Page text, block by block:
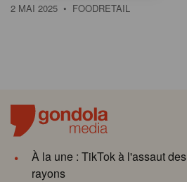
2 MAI 2025 • FOODRETAIL
À la une : TikTok à l'assaut des
rayons